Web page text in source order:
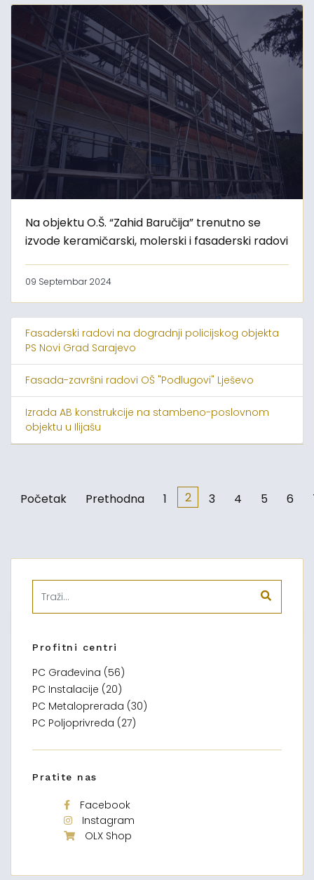
Na objektu O.Š. “Zahid Baručija” trenutno se
izvode keramičarski, molerski i fasaderski radovi
09 Septembar 2024
Fasaderski radovi na dogradnji policijskog objekta
PS Novi Grad Sarajevo
Fasada-završni radovi OŠ "Podlugovi" Lješevo
Izrada AB konstrukcije na stambeno-poslovnom
objektu u Ilijašu
Početak Prethodna 1 2 3 4 5 6
Profitni centri
PC Građevina (56)
PC Instalacije (20)
PC Metaloprerada (30)
PC Poljoprivreda (27)
Pratite nas
Facebook
Instagram
OLX Shop